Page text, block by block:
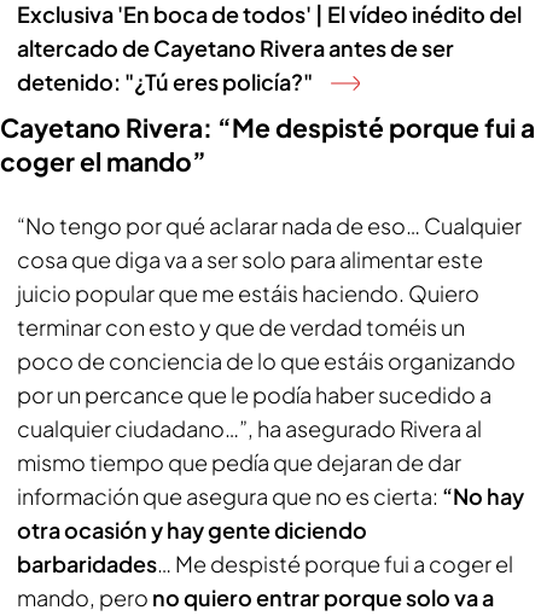
Exclusiva 'En boca de todos' | El vídeo inédito del
altercado de Cayetano Rivera antes de ser
detenido: "¿Tú eres policía?"
Cayetano Rivera: “Me despisté porque fui a
coger el mando”
“No tengo por qué aclarar nada de eso… Cualquier
cosa que diga va a ser solo para alimentar este
juicio popular que me estáis haciendo. Quiero
terminar con esto y que de verdad toméis un
poco de conciencia de lo que estáis organizando
por un percance que le podía haber sucedido a
cualquier ciudadano…”, ha asegurado Rivera al
mismo tiempo que pedía que dejaran de dar
información que asegura que no es cierta: “No hay
otra ocasión y hay gente diciendo
barbaridades… Me despisté porque fui a coger el
mando, pero no quiero entrar porque solo va a